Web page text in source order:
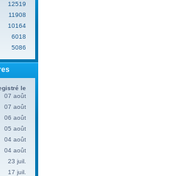
12519
11908
10164
6018
5086
le
07 août
07 août
06 août
05 août
04 août
04 août
23 juil.
17 juil.